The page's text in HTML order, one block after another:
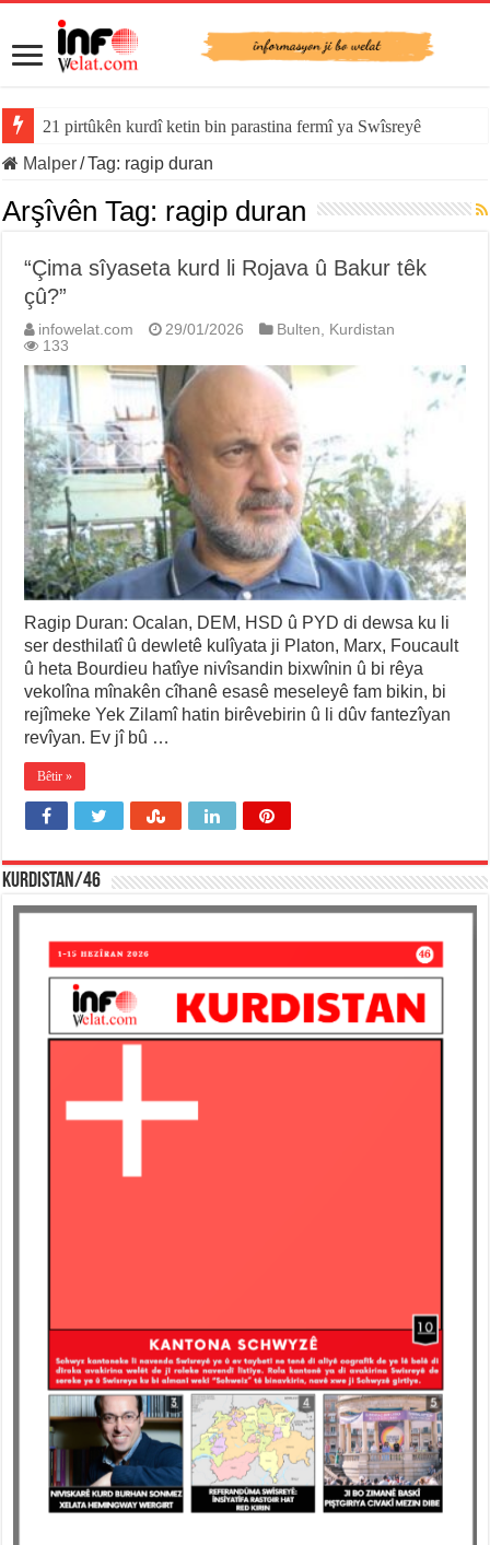
21 pirtûkên kurdî ketin bin parastina fermî ya Swîsreyê
Malper/Tag: ragip duran
Arşîvên Tag: ragip duran
“Çima sîyaseta kurd li Rojava û Bakur têk
çû?”
infowelat.com 29/01/2026 Bulten, Kurdistan
133
Ragip Duran: Ocalan, DEM, HSD û PYD di dewsa ku li
ser desthilatî û dewletê kulîyata ji Platon, Marx, Foucault
û heta Bourdieu hatîye nivîsandin bixwînin û bi rêya
vekolîna mînakên cîhanê esasê meseleyê fam bikin, bi
rejîmeke Yek Zilamî hatin birêvebirin û li dûv fantezîyan
revîyan. Ev jî bû …
Bêtir »
KURDISTAN/46